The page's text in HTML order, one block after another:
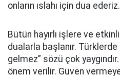
onların ıslahı için dua ederiz.
Bütün hayırlı işlere ve
dualarla başlanır.
gelmez” sözü çok
önem verilir. Güven